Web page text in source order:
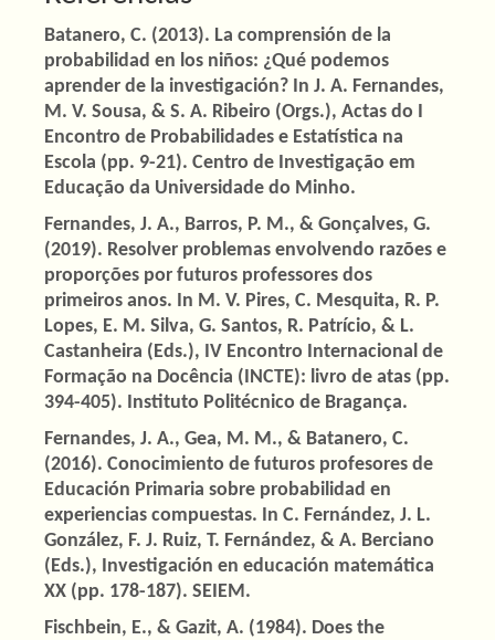
Batanero, C. (2013). La comprensión de la
probabilidad en los niños: ¿Qué podemos
aprender de la investigación? In J. A. Fernandes,
M. V. Sousa, & S. A. Ribeiro (Orgs.), Actas do I
Encontro de Probabilidades e Estatística na
Escola (pp. 9-21). Centro de Investigação em
Educação da Universidade do Minho.
Fernandes, J. A., Barros, P. M., & Gonçalves, G.
(2019). Resolver problemas envolvendo razões e
proporções por futuros professores dos
primeiros anos. In M. V. Pires, C. Mesquita, R. P.
Lopes, E. M. Silva, G. Santos, R. Patrício, & L.
Castanheira (Eds.), IV Encontro Internacional de
Formação na Docência (INCTE): livro de atas (pp.
394-405). Instituto Politécnico de Bragança.
Fernandes, J. A., Gea, M. M., & Batanero, C.
(2016). Conocimiento de futuros profesores de
Educación Primaria sobre probabilidad en
experiencias compuestas. In C. Fernández, J. L.
González, F. J. Ruiz, T. Fernández, & A. Berciano
(Eds.), Investigación en educación matemática
XX (pp. 178-187). SEIEM.
Fischbein, E., & Gazit, A. (1984). Does the